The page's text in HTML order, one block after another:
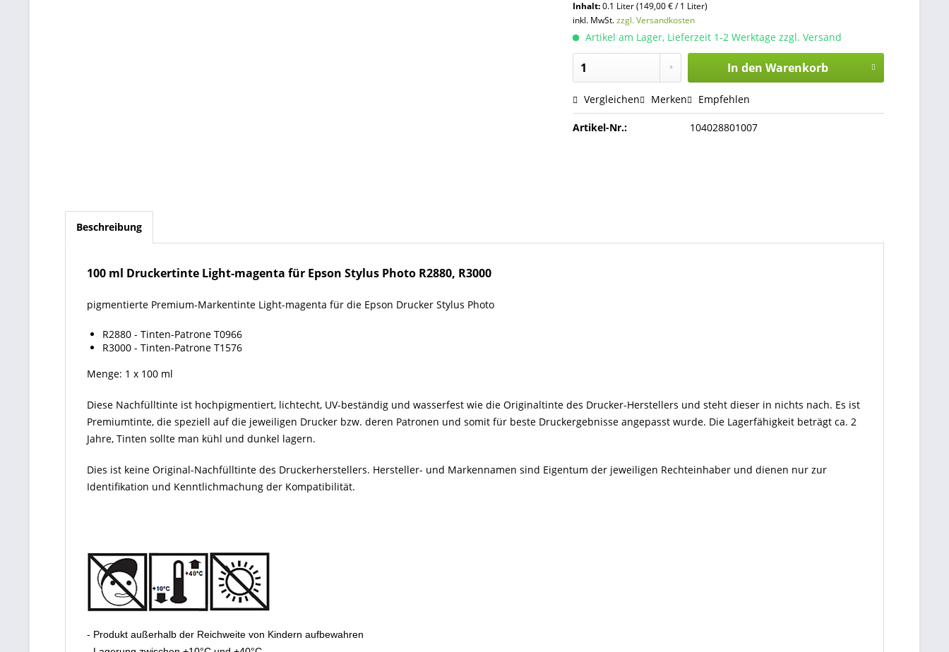
Inhalt:0.1 Liter (149,00 € / 1 Liter)
inkl. MwSt.zzgl. Versandkosten
Artikel am Lager, Lieferzeit 1-2 Werktage zzgl. Versand
In den Warenkorb
Vergleichen Merken Empfehlen
Artikel-Nr.: 104028801007
Beschreibung
100 ml Druckertinte Light-magenta für Epson Stylus Photo R2880, R3000
pigmentierte Premium-Markentinte Light-magenta für die Epson Drucker Stylus Photo
R2880 - Tinten-Patrone T0966
R3000 - Tinten-Patrone T1576
Menge: 1 x 100 ml
Diese Nachfülltinte ist hochpigmentiert, lichtecht, UV-beständig und wasserfest wie die Originaltinte des Drucker-Herstellers und steht dieser in nichts nach. Es ist
Premiumtinte, die speziell auf die jeweiligen Drucker bzw. deren Patronen und somit für beste Druckergebnisse angepasst wurde. Die Lagerfähigkeit beträgt ca. 2
Jahre, Tinten sollte man kühl und dunkel lagern.
Dies ist keine Original-Nachfülltinte des Druckerherstellers. Hersteller- und Markennamen sind Eigentum der jeweiligen Rechteinhaber und dienen nur zur
Identifikation und Kenntlichmachung der Kompatibilität.
- Produkt außerhalb der Reichweite von Kindern aufbewahren